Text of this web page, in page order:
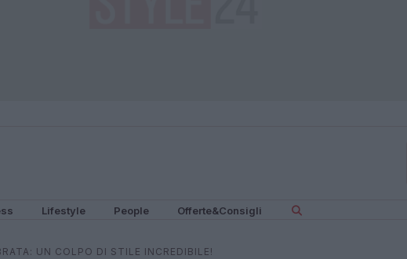
Lifestyle People Offerte&Consigli
UN COLPO DI STILE INCREDIBILE!